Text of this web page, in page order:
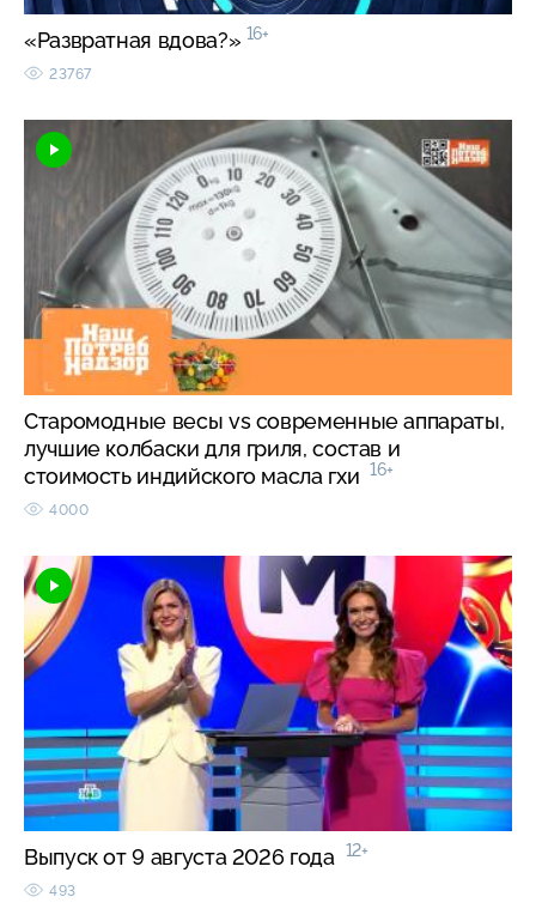
«Развратная вдова?» 16+
23767
Старомодные весы vs современные аппараты,
лучшие колбаски для гриля, состав и
стоимость индийского масла гхи 16+
4000
Выпуск от 9 августа 2026 года 12+
493